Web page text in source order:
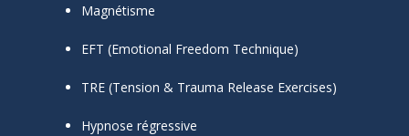
Magnétisme
EFT (Emotional Freedom Technique)
TRE (Tension & Trauma Release Exercises)
Hypnose régressive